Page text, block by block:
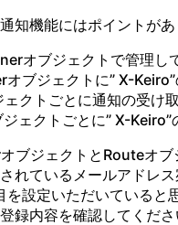
知機能にはポイントがあ
オブジェクトで管理し
ブジェクトに” X-Keiro”
クトごとに通知の受け
ェクトごとに” X-Keiro”
ブジェクトとRouteオ
れているメールアドレ
を設定いただいている
録内容を確認してくださ